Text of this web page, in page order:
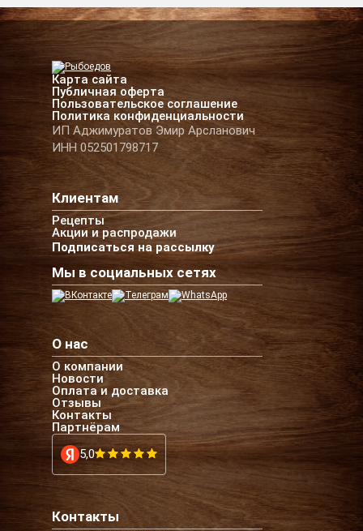
Карта сайта
Публичная оферта
Пользовательское соглашение
Политика конфиденциальности
ИП Аджимуратов Эмир Арсланович
ИНН 052501798717
Клиентам
Рецепты
Акции и распродажи
Подписаться на рассылку
Мы в социальных сетях
О нас
О компании
Новости
Оплата и доставка
Отзывы
Контакты
Партнёрам
5,0
Контакты